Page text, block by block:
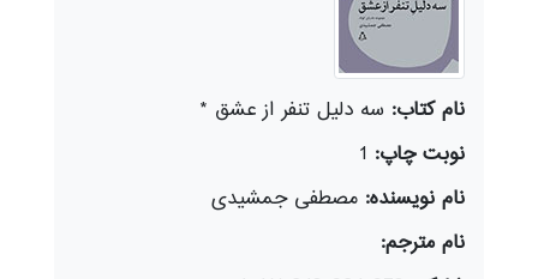
نام کتاب: سه دلیل تنفر از عشق *
نوبت چاپ: 1
نام نویسنده: مصطفی جمشیدی
نام مترجم: